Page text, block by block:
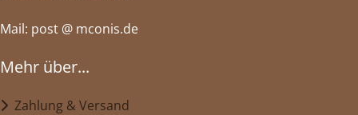
Mail: post @ mconis.de
Mehr über...
Zahlung & Versand